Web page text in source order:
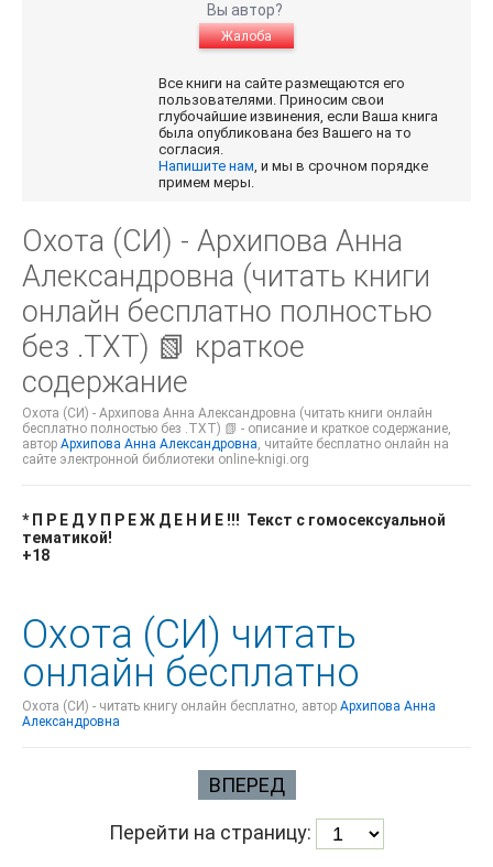
Вы автор?
Жалоба
Все книги на сайте размещаются его
пользователями. Приносим свои
глубочайшие извинения, если Ваша книга
была опубликована без Вашего на то
согласия.
Напишите нам, и мы в срочном порядке
примем меры.
Охота (СИ) - Архипова Анна
Александровна (читать книги
онлайн бесплатно полностью
без .TXT) 📗 краткое
содержание
Охота (СИ) - Архипова Анна Александровна (читать книги онлайн
бесплатно полностью без .TXT) 📗 - описание и краткое содержание,
автор Архипова Анна Александровна, читайте бесплатно онлайн на
сайте электронной библиотеки online-knigi.org
* П Р Е Д У П Р Е Ж Д Е Н И Е !!! Текст с гомосексуальной
тематикой!
+18
Охота (СИ) читать
онлайн бесплатно
Охота (СИ) - читать книгу онлайн бесплатно, автор Архипова Анна
Александровна
ВПЕРЕД
Перейти на страницу: